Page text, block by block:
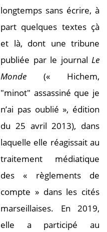
longtemps sans écrire, à
part quelques textes çà
et là, dont une tribune
publiée par le journal Le
Monde (« Hichem,
"minot" assassiné que je
n’ai pas oublié », édition
du 25 avril 2013), dans
laquelle elle réagissait au
traitement médiatique
des « règlements de
compte » dans les cités
marseillaises. En 2019,
elle a participé au